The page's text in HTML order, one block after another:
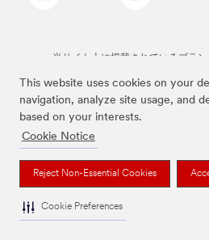
This website uses cookies on your
navigation, analyze site usage, and
based on your interests.
Cookie Notice
Reject Non-Essential Cookies
Cookie Preferences
当サイト上に掲載されているブラ